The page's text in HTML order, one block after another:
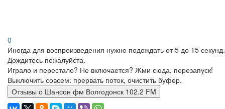
0
Иногда для воспроизведения нужно подождать от 5 до 15 секунд.
Дождитесь пожалуйста.
Играло и перестало? Не включается? Жми сюда, перезапуск!
Выключить совсем: прервать поток, очистить буфер.
Отзывы о Шансон фм Волгодонск 102.2 FM